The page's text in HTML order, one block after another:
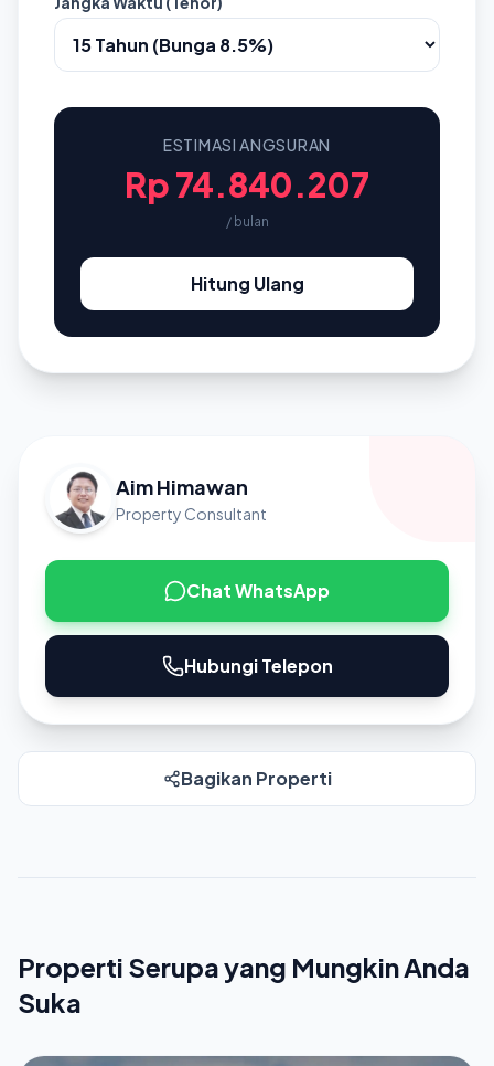
ESTIMASI ANGSURAN
Rp 74.840.207
/ bulan
Hitung Ulang
Aim Himawan
Property Consultant
Chat WhatsApp
Hubungi Telepon
Bagikan Properti
Properti Serupa yang Mungkin Anda
Suka